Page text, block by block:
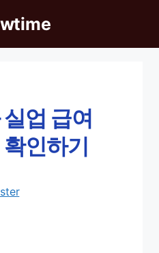
업 급여
인하기